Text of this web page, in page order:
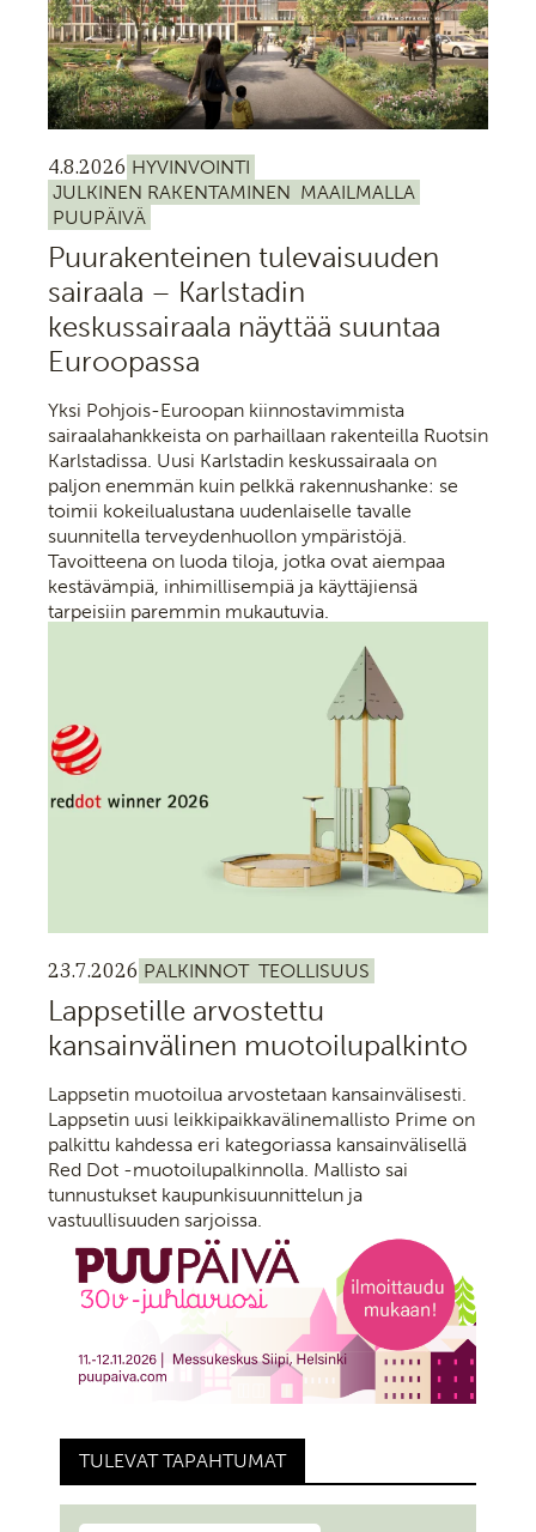
4.8.2026 HYVINVOINTI
JULKINEN RAKENTAMINEN MAAILMALLA
PUUPÄIVÄ
Puurakenteinen tulevaisuuden
sairaala – Karlstadin
keskussairaala näyttää suuntaa
Euroopassa
Yksi Pohjois-Euroopan kiinnostavimmista
sairaalahankkeista on parhaillaan rakenteilla Ruotsin
Karlstadissa. Uusi Karlstadin keskussairaala on
paljon enemmän kuin pelkkä rakennushanke: se
toimii kokeilualustana uudenlaiselle tavalle
suunnitella terveydenhuollon ympäristöjä.
Tavoitteena on luoda tiloja, jotka ovat aiempaa
kestävämpiä, inhimillisempiä ja käyttäjiensä
tarpeisiin paremmin mukautuvia.
23.7.2026 PALKINNOT TEOLLISUUS
Lappsetille arvostettu
kansainvälinen muotoilupalkinto
Lappsetin muotoilua arvostetaan kansainvälisesti.
Lappsetin uusi leikkipaikkavälinemallisto Prime on
palkittu kahdessa eri kategoriassa kansainvälisellä
Red Dot -muotoilupalkinnolla. Mallisto sai
tunnustukset kaupunkisuunnittelun ja
vastuullisuuden sarjoissa.
TULEVAT TAPAHTUMAT